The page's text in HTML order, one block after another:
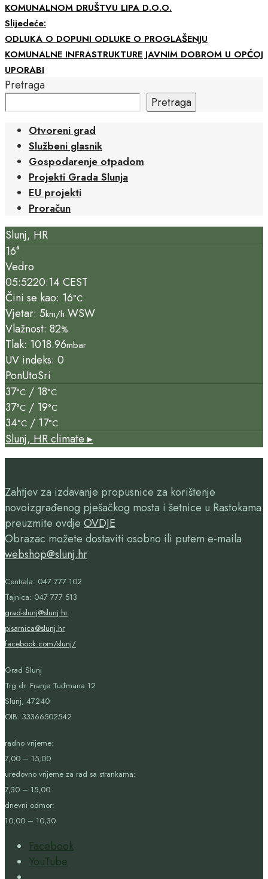
KOMUNALNOM DRUŠTVU LIPA D.O.O.
Slijedeće:
ODLUKA O DOPUNI ODLUKE O PROGLAŠENJU
KOMUNALNE INFRASTRUKTURE JAVNIM DOBROM U OPĆOJ
UPORABI
Pretraga
Pretraga
Otvoreni grad
Službeni glasnik
Gospodarenje otpadom
Projekti Grada Slunja
EU projekti
Proračun
Slunj, HR
16°
Vedro
05:5220:14 CEST
Čini se kao: 16°C
Vjetar: 5km/h WSW
Vlažnost: 82%
Tlak: 1018.96mbar
UV indeks: 0
PonUtoSri
37°C / 18°C
37°C / 19°C
34°C / 17°C
Slunj, HRclimate ▸
Zahtjev za izdavanje propusnice za korištenje
novoizgrađenog pješačkog mosta i šetnice u Rastokama
preuzmite ovdje OVDJE
Obrazac možete dostaviti osobno ili putem e-maila
webshop@slunj.hr
Centrala: 047 777 102
Tajnica: 047 777 513
grad-slunj@slunj.hr
pisarnica@slunj.hr
facebook.com/slunj/
Grad Slunj
Trg dr. Franje Tuđmana 12
Slunj, 47240
OIB: 33366502542
radno vrijeme:
7,00 – 15,00
uredovno vrijeme za rad sa strankama:
7,30 – 15,00
dnevni odmor:
10,00 – 10,30
Facebook
YouTube